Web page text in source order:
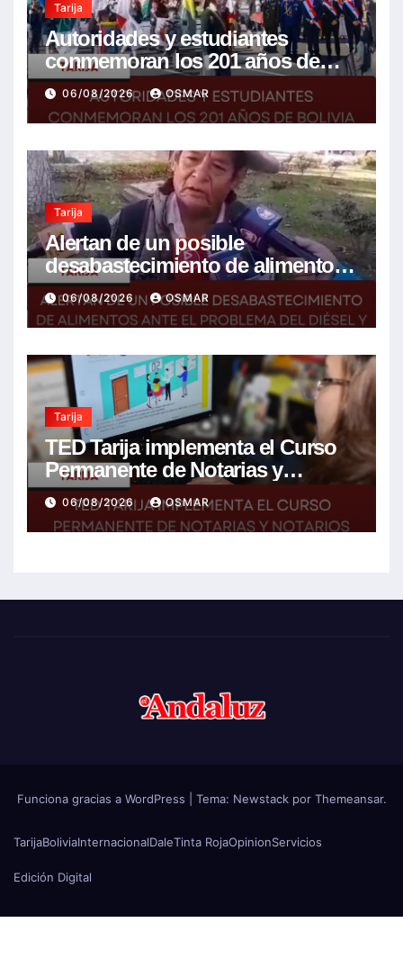
Tarija
Autoridades y estudiantes
conmemoran los 201 años de
Bolivia con la esperanza de un
mejor futuro
06/08/2026 OSMAR
Tarija
Alertan de un posible
desabastecimiento de alimentos
ante el problema del diésel y el
encarecimiento de insumos
agrícolas
06/08/2026 OSMAR
Tarija
TED Tarija implementa el Curso
Permanente de Notarias y
Notarios Electorales 2026
06/08/2026 OSMAR
Funciona gracias a WordPress Tema: Newstackpor Themeansar.
TarijaBoliviaInternacionalDaleTinta RojaOpinionServicios
Edición Digital